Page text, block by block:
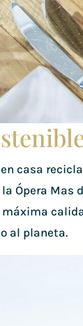
casa
Ópera Mas
máxima
al planeta.